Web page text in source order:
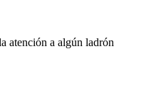
atención a algún ladrón